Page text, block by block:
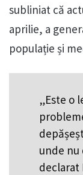
subliniat că
aprilie, a
populație și
„Este o
unde nu
declarat